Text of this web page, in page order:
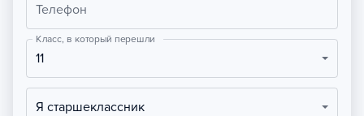
Телефон
Класс, в который перешли
11
Я старшеклассник